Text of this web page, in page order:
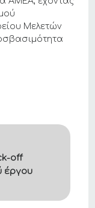
off
έργου
Μελετών